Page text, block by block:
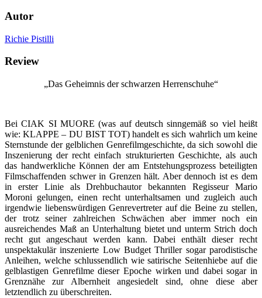
Autor
Richie Pistilli
Review
„Das Geheimnis der schwarzen Herrenschuhe“
Bei CIAK SI MUORE (was auf deutsch sinngemäß so viel heißt
wie: KLAPPE – DU BIST TOT) handelt es sich wahrlich um keine
Sternstunde der gelblichen Genrefilmgeschichte, da sich sowohl die
Inszenierung der recht einfach strukturierten Geschichte, als auch
das handwerkliche Können der am Entstehungsprozess beteiligten
Filmschaffenden schwer in Grenzen hält. Aber dennoch ist es dem
in erster Linie als Drehbuchautor bekannten Regisseur Mario
Moroni gelungen, einen recht unterhaltsamen und zugleich auch
irgendwie liebenswürdigen Genrevertreter auf die Beine zu stellen,
der trotz seiner zahlreichen Schwächen aber immer noch ein
ausreichendes Maß an Unterhaltung bietet und unterm Strich doch
recht gut angeschaut werden kann. Dabei enthält dieser recht
unspektakulär inszenierte Low Budget Thriller sogar parodistische
Anleihen, welche schlussendlich wie satirische Seitenhiebe auf die
gelblastigen Genrefilme dieser Epoche wirken und dabei sogar in
Grenznähe zur Albernheit angesiedelt sind, ohne diese aber
letztendlich zu überschreiten.